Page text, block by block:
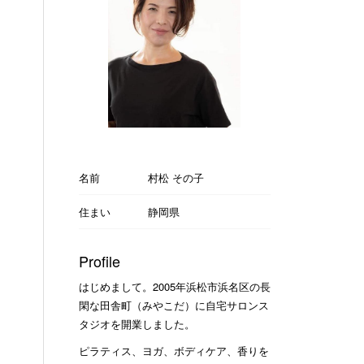
名前 村松 その子
住まい 静岡県
Profile
はじめまして。2005年浜松市浜名区の長
閑な田舎町（みやこだ）に自宅サロンス
タジオを開業しました。
ピラティス、ヨガ、ボディケア、香りを